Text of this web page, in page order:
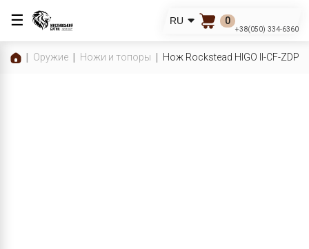
☰ RU 0
+38(050) 334-6360
Оружие Ножи и топоры Нож Rockstead HIGO II-CF-ZDP